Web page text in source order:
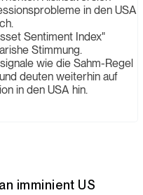
in den USA
Sentiment Index"
Stimmung.
wie die Sahm-Regel
deuten weiterhin auf
in den USA hin.
imminient US